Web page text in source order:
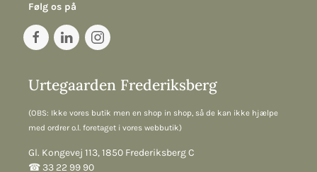
Følg os på
Urtegaarden Frederiksberg
(OBS: Ikke vores butik men en shop in shop, så de kan ikke hjælpe
med ordrer o.l. foretaget i vores webbutik)
Gl. Kongevej 113, 1850 Frederiksberg C
☎︎ 33 22 99 90